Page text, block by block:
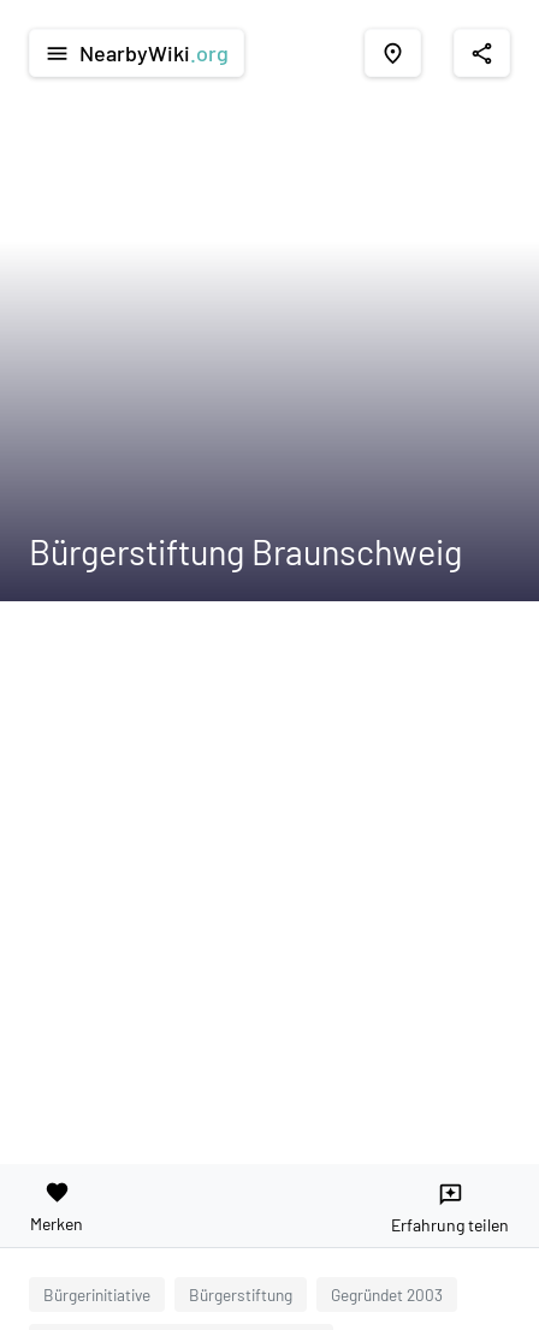
menu NearbyWiki .org place share
Bürgerstiftung Braunschweig
favorite
Merken
reviews
Erfahrung teilen
Bürgerinitiative Bürgerstiftung Gegründet 2003